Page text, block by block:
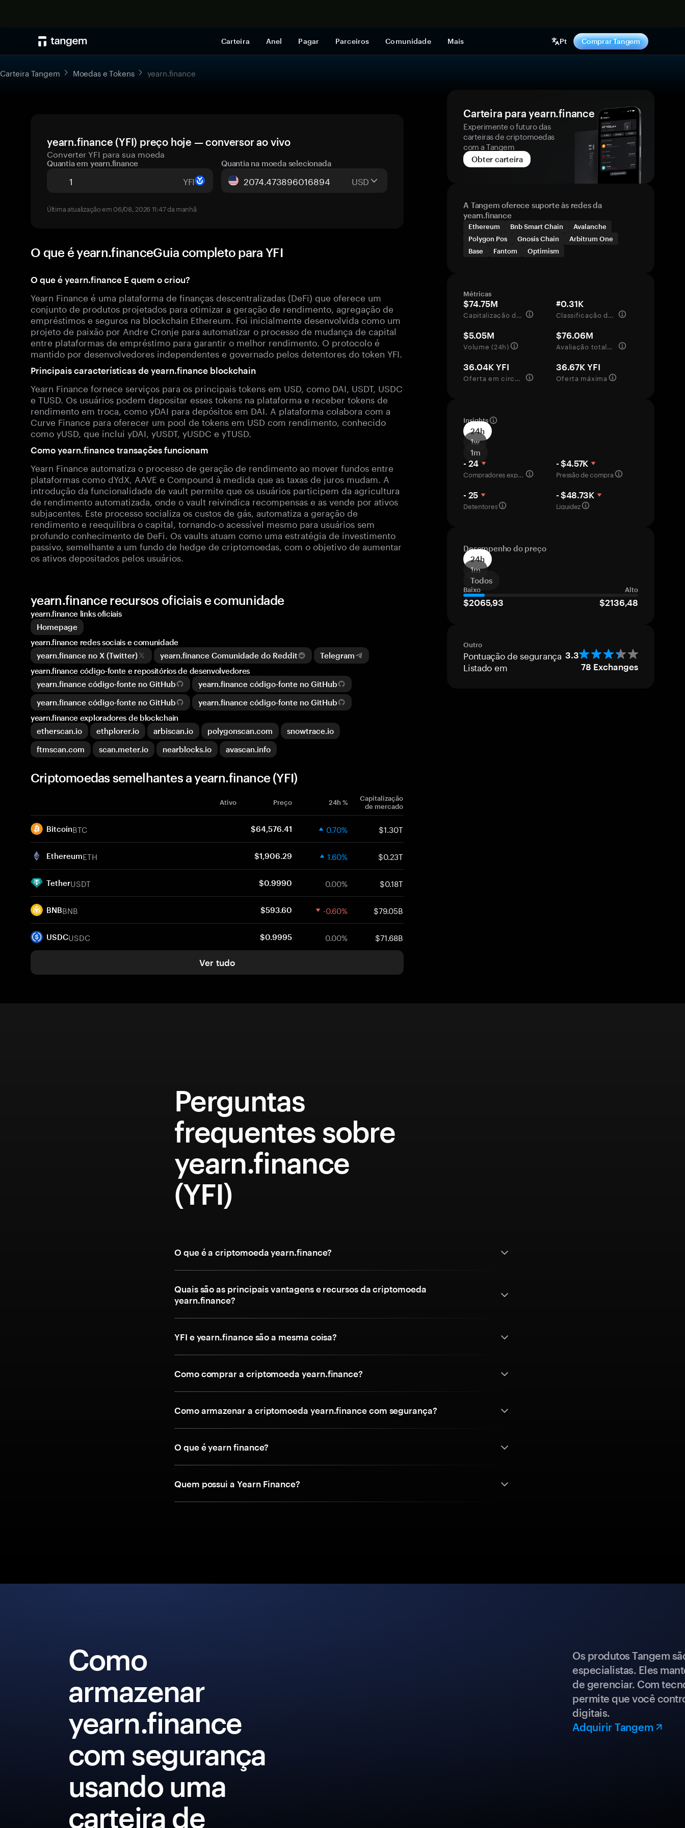
Carteira Anel Pagar Parceiros Comunidade Mais Pt Comprar Tangem
Carteira Tangem Moedas e Tokens yearn.finance
yearn.finance (YFI) preço hoje — conversor ao vivo
Converter YFI para sua moeda
Quantia em yearn.finance
YFI
Quantia na moeda selecionada
USD
Última atualização em 06/08, 2026 11:47 da manhã
O que é yearn.financeGuia completo para YFI
O que é yearn.finance E quem o criou?
Yearn Finance é uma plataforma de finanças descentralizadas (DeFi) que oferece um
conjunto de produtos projetados para otimizar a geração de rendimento, agregação de
empréstimos e seguros na blockchain Ethereum. Foi inicialmente desenvolvida como um
projeto de paixão por Andre Cronje para automatizar o processo de mudança de capital
entre plataformas de empréstimo para garantir o melhor rendimento. O protocolo é
mantido por desenvolvedores independentes e governado pelos detentores do token YFI.
Principais características de yearn.finance blockchain
Yearn Finance fornece serviços para os principais tokens em USD, como DAI, USDT, USDC
e TUSD. Os usuários podem depositar esses tokens na plataforma e receber tokens de
rendimento em troca, como yDAI para depósitos em DAI. A plataforma colabora com a
Curve Finance para oferecer um pool de tokens em USD com rendimento, conhecido
como yUSD, que inclui yDAI, yUSDT, yUSDC e yTUSD.
Como yearn.finance transações funcionam
Yearn Finance automatiza o processo de geração de rendimento ao mover fundos entre
plataformas como dYdX, AAVE e Compound à medida que as taxas de juros mudam. A
introdução da funcionalidade de vault permite que os usuários participem da agricultura
de rendimento automatizada, onde o vault reivindica recompensas e as vende por ativos
subjacentes. Este processo socializa os custos de gás, automatiza a geração de
rendimento e reequilibra o capital, tornando-o acessível mesmo para usuários sem
profundo conhecimento de DeFi. Os vaults atuam como uma estratégia de investimento
passivo, semelhante a um fundo de hedge de criptomoedas, com o objetivo de aumentar
os ativos depositados pelos usuários.
Carteira para yearn.finance
Experimente o futuro das
carteiras de criptomoedas
com a Tangem
Obter carteira
A Tangem oferece suporte às redes da
yearn.finance
Ethereum Bnb Smart Chain
Avalanche
Polygon Pos
Gnosis Chain
Arbitrum One
Base
Fantom Optimism
Métricas
$74.75M
Capitalização de mercado
#0.31K
Classificação de mercado
$5.05M
Volume (24h)
$76.06M
Avaliação totalmente diluída
36.04K YFI
Oferta em circulação
36.67K YFI
Oferta máxima
Insights
24h
1w
1m
- 24
Compradores experientes
- $4.57K
Pressão de compra
- 25
Detentores
- $48.73K
Liquidez
Desempenho do preço
24h
1m
Todos
Baixo Alto
$2065,93 $2136,48
Outro
Pontuação de segurança 3.3
Listado em 78 Exchanges
yearn.finance recursos oficiais e comunidade
yearn.finance links oficiais
Homepage
yearn.finance redes sociais e comunidade
yearn.finance no X (Twitter)
yearn.finance Comunidade do Reddit
Telegram
yearn.finance código-fonte e repositórios de desenvolvedores
yearn.finance código-fonte no GitHub
yearn.finance código-fonte no GitHub
yearn.finance código-fonte no GitHub
yearn.finance código-fonte no GitHub
yearn.finance exploradores de blockchain
etherscan.io
ethplorer.io arbiscan.io polygonscan.com
snowtrace.io
ftmscan.com
scan.meter.io nearblocks.io avascan.info
Criptomoedas semelhantes a yearn.finance (YFI)
Ativo Preço 24h %
Capitalização
de mercado
BitcoinBTC $64,576.41 0.70% $1.30T
EthereumETH $1,906.29 1.60% $0.23T
TetherUSDT $0.9990 0.00% $0.18T
BNBBNB $593.60 -0.60% $79.05B
USDCUSDC $0.9995 0.00% $71.68B
Ver tudo
Perguntas
frequentes sobre
yearn.finance
(YFI)
O que é a criptomoeda yearn.finance?
Quais são as principais vantagens e recursos da criptomoeda
yearn.finance?
YFI e yearn.finance são a mesma coisa?
Como comprar a criptomoeda yearn.finance?
Como armazenar a criptomoeda yearn.finance com segurança?
O que é yearn finance?
Quem possui a Yearn Finance?
Como
armazenar
yearn.finance
com segurança
usando uma
carteira de
Os produtos Tangem
especialistas. Eles
de gerenciar. Com
permite que você
digitais.
Adquirir Tangem